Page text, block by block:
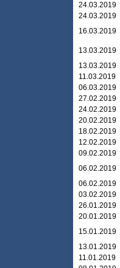
24.03.2019
24.03.2019
16.03.2019
13.03.2019
13.03.2019
11.03.2019
06.03.2019
27.02.2019
24.02.2019
20.02.2019
18.02.2019
12.02.2019
09.02.2019
06.02.2019
06.02.2019
03.02.2019
26.01.2019
20.01.2019
15.01.2019
13.01.2019
11.01.2019